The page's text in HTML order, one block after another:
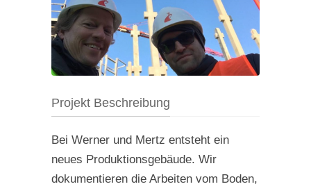
Projekt Beschreibung
Bei Werner und Mertz entsteht ein
neues Produktionsgebäude. Wir
dokumentieren die Arbeiten vom Boden,